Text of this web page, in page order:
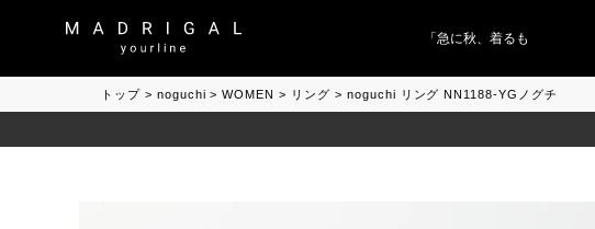
「急に秋、着るものがない」
トップ noguchi WOMEN リング noguchi リング NN1188-YGノグチ